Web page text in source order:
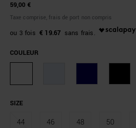
59,00 €
Taxe comprise, frais de port non compris
€ 19.67
COULEUR
SIZE
44 46 48 50